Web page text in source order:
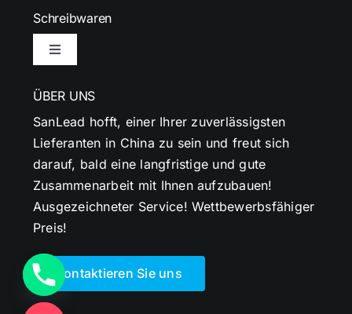
Schreibwaren
Navigation
ÜBER UNS
SanLead hofft, einer Ihrer zuverlässigsten
Lieferanten in China zu sein und freut sich
darauf, bald eine langfristige und gute
Zusammenarbeit mit Ihnen aufzubauen!
Ausgezeichneter Service! Wettbewerbsfähiger
Preis!
Kontaktieren Sie uns